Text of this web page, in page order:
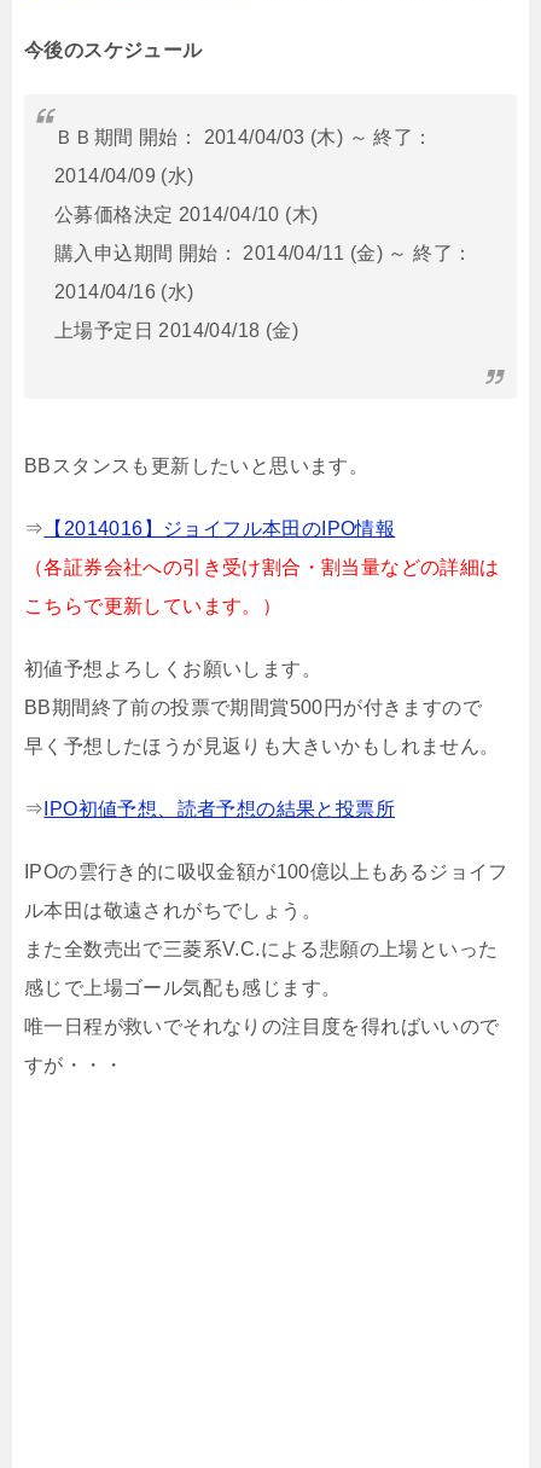
今後のスケジュール
ＢＢ期間 開始： 2014/04/03 (木) ～ 終了：
2014/04/09 (水)
公募価格決定 2014/04/10 (木)
購入申込期間 開始： 2014/04/11 (金) ～ 終了：
2014/04/16 (水)
上場予定日 2014/04/18 (金)
BBスタンスも更新したいと思います。
⇒ 【2014016】ジョイフル本田のIPO情報
（各証券会社への引き受け割合・割当量などの詳細は
こちらで更新しています。）
初値予想よろしくお願いします。
BB期間終了前の投票で期間賞500円が付きますので
早く予想したほうが見返りも大きいかもしれません。
⇒ IPO初値予想、読者予想の結果と投票所
IPOの雲行き的に吸収金額が100億以上もあるジョイフ
ル本田は敬遠されがちでしょう。
また全数売出で三菱系V.C.による悲願の上場といった
感じで上場ゴール気配も感じます。
唯一日程が救いでそれなりの注目度を得ればいいので
すが・・・